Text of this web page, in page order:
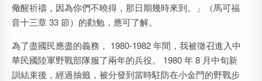
儆醒祈禱，因為你們不曉得，那日期幾時來到。」（馬可福
音十三章 33 節）的勸勉，應可了解。
為了盡國民應盡的義務， 1980-1982 年間，我被徵召進入中
華民國陸軍野戰部隊服了兩年的兵役。 1980 年 8 月中旬新
訓結束後，經過抽籤，被分發到當時駐防在小金門的野戰步